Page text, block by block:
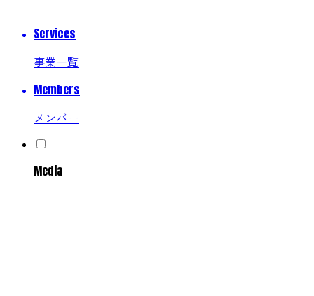
Services
事業一覧
Members
メンバー
Media